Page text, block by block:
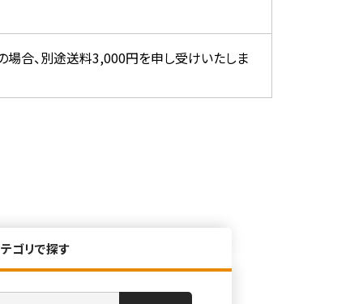
合、別途送料3,000円を申し受けいたしま
ゴリで探す